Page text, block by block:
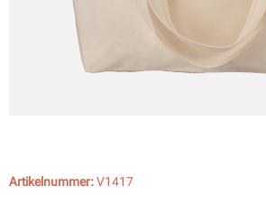
Artikelnummer:V1417